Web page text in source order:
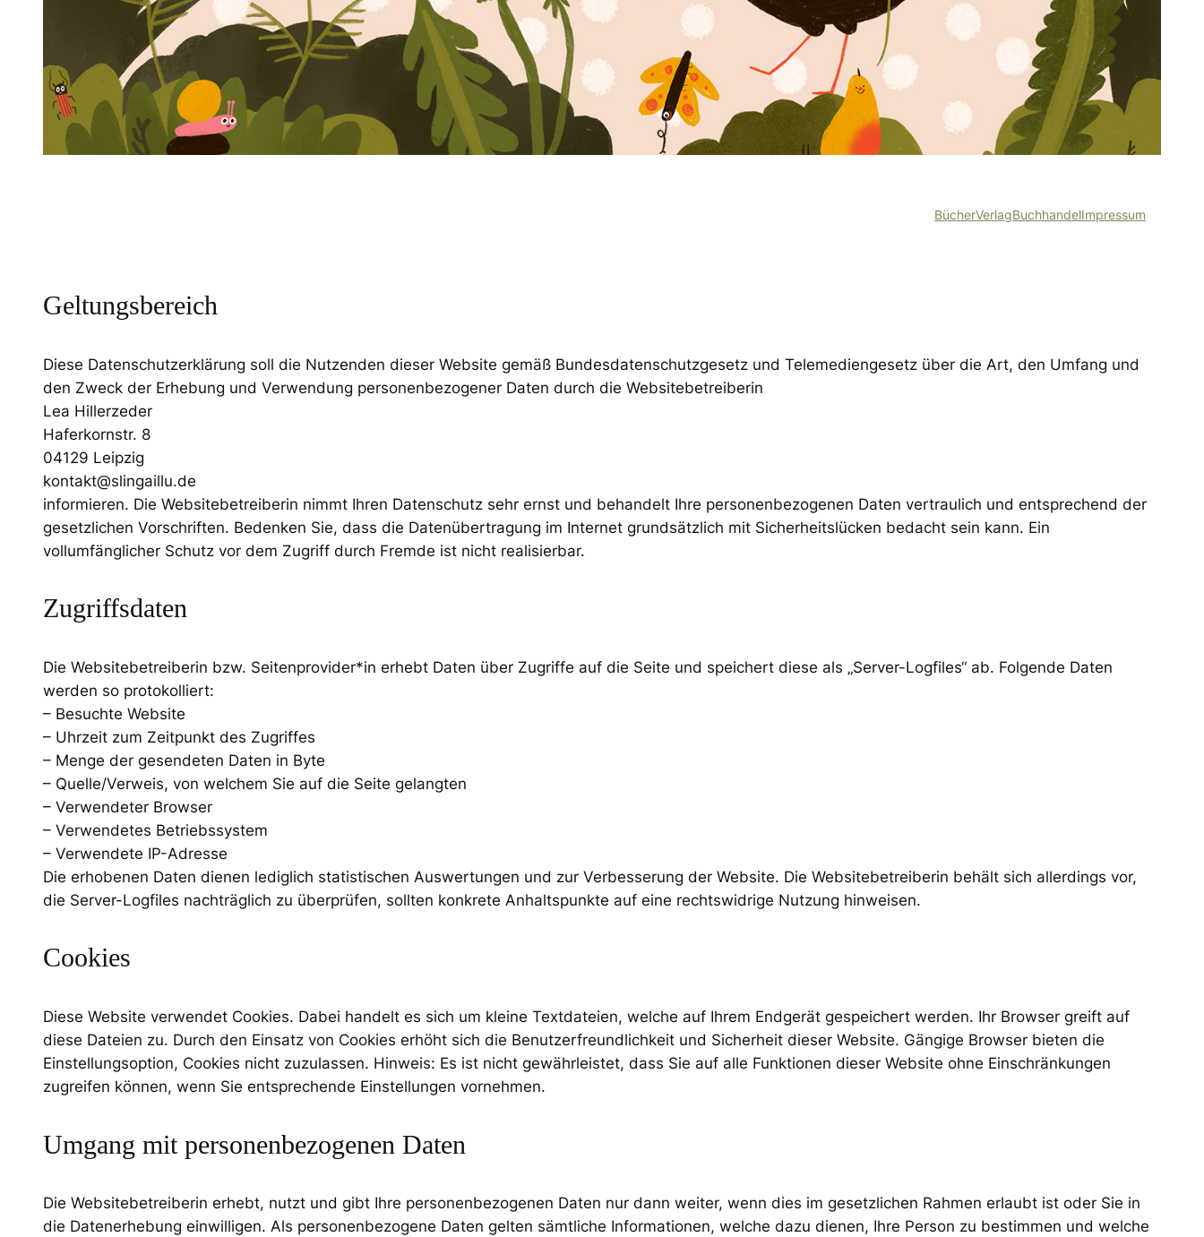
BücherVerlagBuchhandelImpressum
Geltungsbereich
Diese Datenschutzerklärung soll die Nutzenden dieser Website gemäß Bundesdatenschutzgesetz und Telemediengesetz über die Art, den Umfang und
den Zweck der Erhebung und Verwendung personenbezogener Daten durch die Websitebetreiberin
Lea Hillerzeder
Haferkornstr. 8
04129 Leipzig
kontakt@slingaillu.de
informieren. Die Websitebetreiberin nimmt Ihren Datenschutz sehr ernst und behandelt Ihre personenbezogenen Daten vertraulich und entsprechend der
gesetzlichen Vorschriften. Bedenken Sie, dass die Datenübertragung im Internet grundsätzlich mit Sicherheitslücken bedacht sein kann. Ein
vollumfänglicher Schutz vor dem Zugriff durch Fremde ist nicht realisierbar.
Zugriffsdaten
Die Websitebetreiberin bzw. Seitenprovider*in erhebt Daten über Zugriffe auf die Seite und speichert diese als „Server-Logfiles“ ab. Folgende Daten
werden so protokolliert:
– Besuchte Website
– Uhrzeit zum Zeitpunkt des Zugriffes
– Menge der gesendeten Daten in Byte
– Quelle/Verweis, von welchem Sie auf die Seite gelangten
– Verwendeter Browser
– Verwendetes Betriebssystem
– Verwendete IP-Adresse
Die erhobenen Daten dienen lediglich statistischen Auswertungen und zur Verbesserung der Website. Die Websitebetreiberin behält sich allerdings vor,
die Server-Logfiles nachträglich zu überprüfen, sollten konkrete Anhaltspunkte auf eine rechtswidrige Nutzung hinweisen.
Cookies
Diese Website verwendet Cookies. Dabei handelt es sich um kleine Textdateien, welche auf Ihrem Endgerät gespeichert werden. Ihr Browser greift auf
diese Dateien zu. Durch den Einsatz von Cookies erhöht sich die Benutzerfreundlichkeit und Sicherheit dieser Website. Gängige Browser bieten die
Einstellungsoption, Cookies nicht zuzulassen. Hinweis: Es ist nicht gewährleistet, dass Sie auf alle Funktionen dieser Website ohne Einschränkungen
zugreifen können, wenn Sie entsprechende Einstellungen vornehmen.
Umgang mit personenbezogenen Daten
Die Websitebetreiberin erhebt, nutzt und gibt Ihre personenbezogenen Daten nur dann weiter, wenn dies im gesetzlichen Rahmen erlaubt ist oder Sie in
die Datenerhebung einwilligen. Als personenbezogene Daten gelten sämtliche Informationen, welche dazu dienen, Ihre Person zu bestimmen und welche